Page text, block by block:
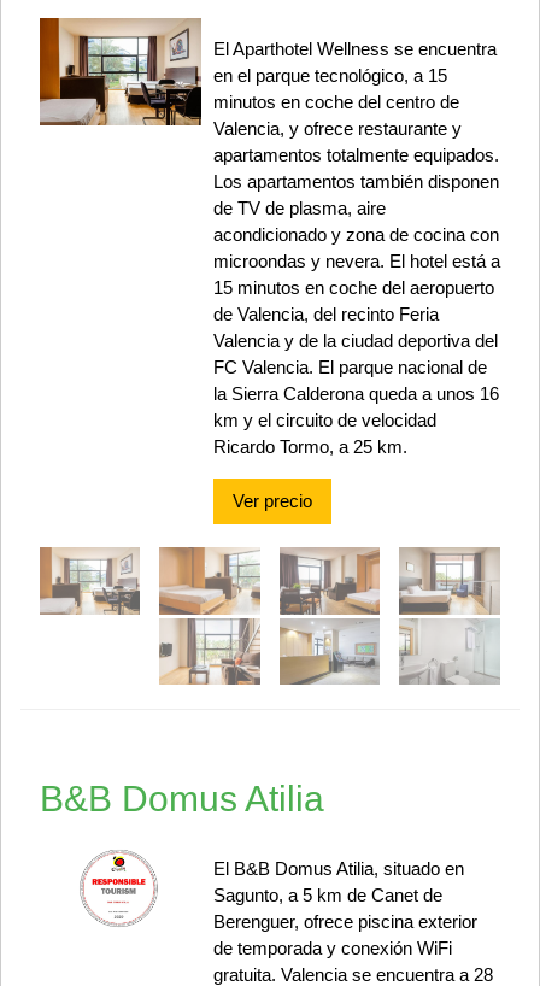
El Aparthotel Wellness se encuentra
en el parque tecnológico, a 15
minutos en coche del centro de
Valencia, y ofrece restaurante y
apartamentos totalmente equipados.
Los apartamentos también disponen
de TV de plasma, aire
acondicionado y zona de cocina con
microondas y nevera. El hotel está a
15 minutos en coche del aeropuerto
de Valencia, del recinto Feria
Valencia y de la ciudad deportiva del
FC Valencia. El parque nacional de
la Sierra Calderona queda a unos 16
km y el circuito de velocidad
Ricardo Tormo, a 25 km.
Ver precio
B&B Domus Atilia
El B&B Domus Atilia, situado en
Sagunto, a 5 km de Canet de
Berenguer, ofrece piscina exterior
de temporada y conexión WiFi
gratuita. Valencia se encuentra a 28